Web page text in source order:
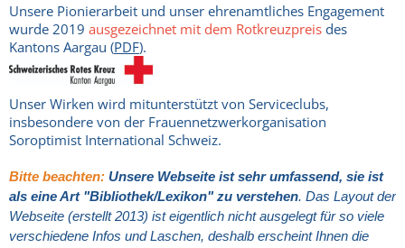
Unsere Pionierarbeit und unser ehrenamtliches Engagement
wurde 2019 ausgezeichnet mit dem Rotkreuzpreis des
Kantons Aargau (PDF).
Unser Wirken wird mitunterstützt von Serviceclubs,
insbesondere von der Frauennetzwerkorganisation
Soroptimist International Schweiz.
Bitte beachten: Unsere Webseite ist sehr umfassend, sie ist
als eine Art "Bibliothek/Lexikon" zu verstehen. Das Layout der
Webseite (erstellt 2013) ist eigentlich nicht ausgelegt für so viele
verschiedene Infos und Laschen, deshalb erscheint Ihnen die